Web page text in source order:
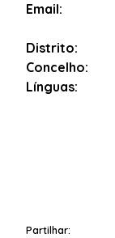
Email:
Distrito:
Concelho:
Línguas:
Partilhar: